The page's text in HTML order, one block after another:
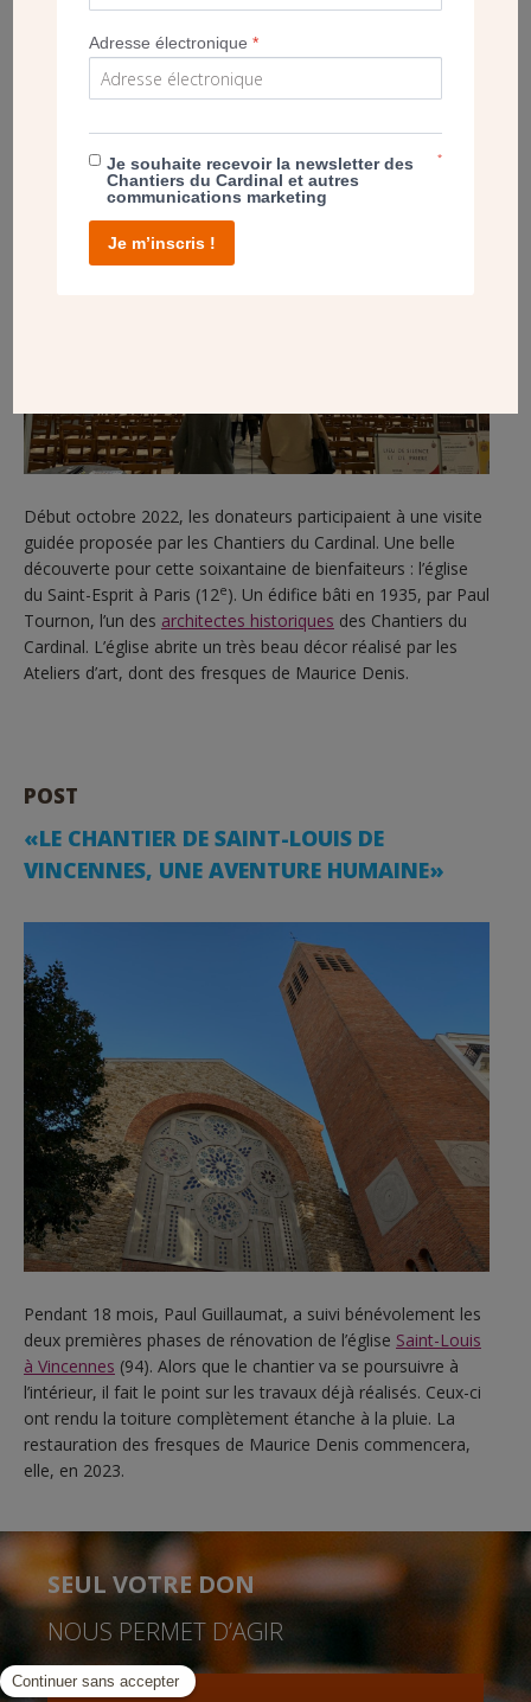
VISITE DE L’ÉGLISE DU SAINT ESPRIT, UN
PARFUM BYZANTIN À PARIS
Début octobre 2022, les donateurs participaient à une visite
guidée proposée par les Chantiers du Cardinal. Une belle
découverte pour cette soixantaine de bienfaiteurs : l’église
du Saint-Esprit à Paris (12e). Un édifice bâti en 1935, par Paul
Tournon, l’un des architectes historiques des Chantiers du
Cardinal. L’église abrite un très beau décor réalisé par les
Ateliers d’art, dont des fresques de Maurice Denis.
POST
«LE CHANTIER DE SAINT-LOUIS DE
VINCENNES, UNE AVENTURE HUMAINE»
Pendant 18 mois, Paul Guillaumat, a suivi bénévolement les
deux premières phases de rénovation de l’église Saint-Louis
à Vincennes (94). Alors que le chantier va se poursuivre à
l’intérieur, il fait le point sur les travaux déjà réalisés. Ceux-ci
ont rendu la toiture complètement étanche à la pluie. La
restauration des fresques de Maurice Denis commencera,
elle, en 2023.
SEUL VOTRE DON
NOUS PERMET D’AGIR
Adresse électronique*
Je souhaite recevoir la newsletter des
Chantiers du Cardinal et autres
communications marketing
*
Je m’inscris !